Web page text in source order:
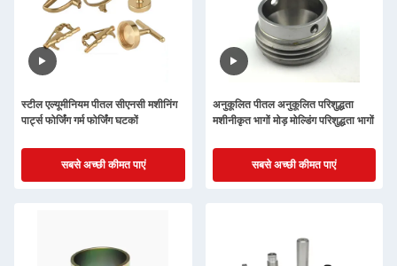
स्टील एल्यूमीनियम पीतल सीएनसी मशीनिंग
पार्ट्स फोर्जिंग गर्म फोर्जिंग घटकों
सबसे अच्छी कीमत पाएं
अनुकूलित पीतल अनुकूलित परिशुद्धता
मशीनीकृत भागों मोड़ मोल्डिंग परिशुद्धता भागों
सबसे अच्छी कीमत पाएं